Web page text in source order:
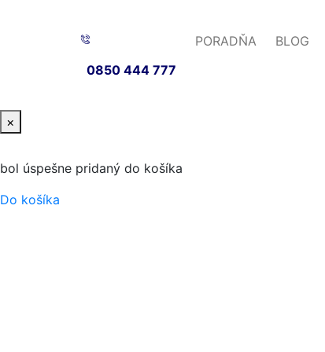
0850 444 777
PORADŇA BLOG
×
bol úspešne pridaný do košíka
Do košíka